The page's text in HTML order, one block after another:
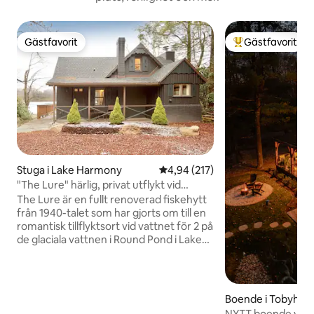
Gästfavorit
Gästfavorit
Stuga i Lake Harmony 4,94 av 5 i genomsnittligt
4,94 (217)
"The Lure" härlig, privat utflykt vid
vattnet
The Lure är en fullt renoverad fiskehytt
från 1940-talet som har gjorts om till en
romantisk tillflyktsort vid vattnet för 2 på
de glaciala vattnen i Round Pond i Lake
Populär
Gästfavorit
Boende i